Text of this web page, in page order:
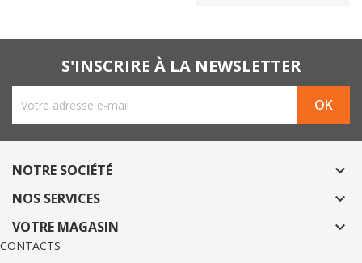
S'INSCRIRE À LA NEWSLETTER
NOTRE SOCIÉTÉ 
NOS SERVICES 
VOTRE MAGASIN 
CONTACTS